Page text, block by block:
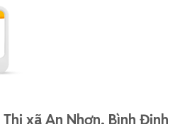
xã An Nhơn, Bình Định